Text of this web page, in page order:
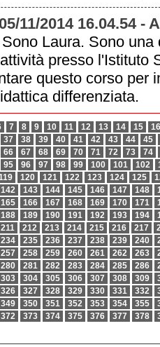
11/2014 16.04.54 -
Laura. Sono
presso l'Istituto
questo corso per
differenziata.
7 8 9 10 11 12 13 14 15
16
37 38 39 40 41 42 43 44
45
66 67 68 69 70 71 72 73
74
95 96 97 98 99 100 101 102
120 121 122 123 124 125
142 143 144 145 146 147 148
165 166 167 168 169 170 171
188 189 190 191 192 193 194
211 212 213 214 215 216 217
234 235 236 237 238 239 240
257 258 259 260 261 262 263
280 281 282 283 284 285 286
303 304 305 306 307 308 309
326 327 328 329 330 331 332
349 350 351 352 353 354 355
372 373 374 375 376 377 378